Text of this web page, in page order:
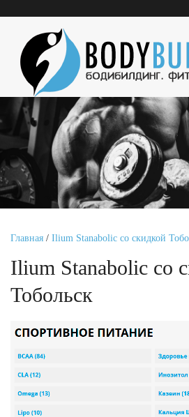
Главная / Ilium Stanabolic со скидкой
Ilium Stanabolic со
Тобольск